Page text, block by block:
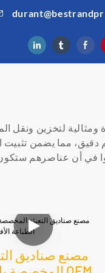
دقيق، مما يضمن
مصنع صناديق